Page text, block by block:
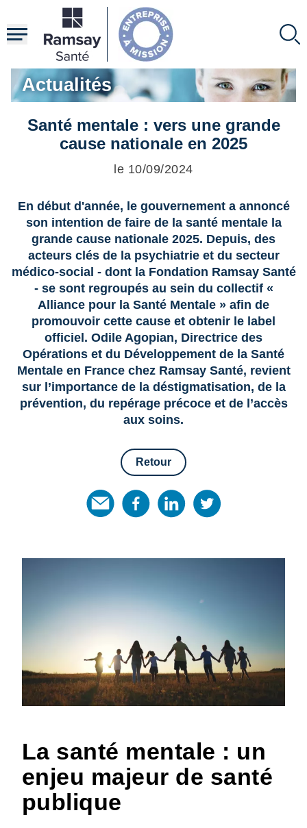
contenu
principal
Actualités
Santé mentale : vers une grande
cause nationale en 2025
le 10/09/2024
En début d'année, le gouvernement a annoncé
son intention de faire de la santé mentale la
grande cause nationale 2025. Depuis, des
acteurs clés de la psychiatrie et du secteur
médico-social - dont la Fondation Ramsay Santé
- se sont regroupés au sein du collectif «
Alliance pour la Santé Mentale » afin de
promouvoir cette cause et obtenir le label
officiel. Odile Agopian, Directrice des
Opérations et du Développement de la Santé
Mentale en France chez Ramsay Santé, revient
sur l’importance de la déstigmatisation, de la
prévention, du repérage précoce et de l’accès
aux soins.
Retour
La santé mentale : un
enjeu majeur de santé
publique